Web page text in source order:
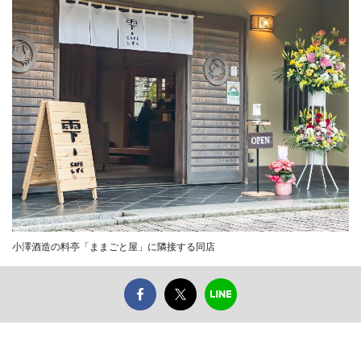
小澤酒造の料亭「ままごと屋」に隣接する同店